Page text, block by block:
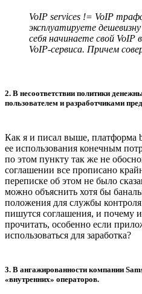
VoIP services != VoIP
эксплуатируете
себя начинаете свой VoIP
VoIP-сервиса. Причем
2. В несоответствии политики
пользователем и разработчиками
Как я и писал выше, платформа
ее использования конечным
по этом пункту так же не
соглашении все прописано
переписке об этом не было
можно объяснить хотя бы
положения для службы
пишутся соглашения, и почему
прочитать, особенно если
использоваться для заработка?
3. В ангажированности компании
«внутренних» операторов.